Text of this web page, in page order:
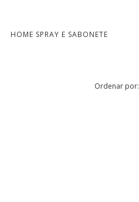
HOME SPRAY E SABONETE
Ordenar por: